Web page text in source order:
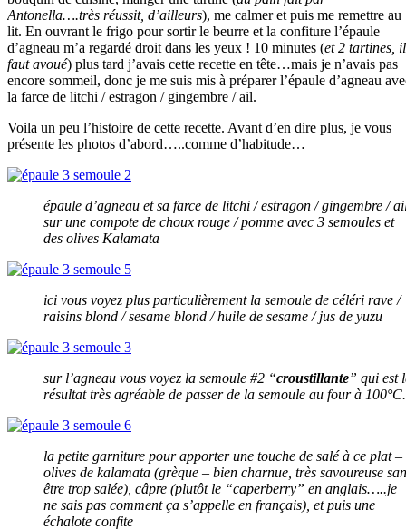
Antonella….très réussit, d’ailleurs), me calmer et puis me remettre au
lit. En ouvrant le frigo pour sortir le beurre et la confiture l’épaule
d’agneau m’a regardé droit dans les yeux ! 10 minutes (et 2 tartines, il
faut avoué) plus tard j’avais cette recette en tête…mais je n’avais pas
encore sommeil, donc je me suis mis à préparer l’épaule d’agneau
la farce de litchi / estragon / gingembre / ail.
Voila un peu l’histoire de cette recette. Avant d’en dire plus, je vous
présente les photos d’abord…..comme d’habitude…
épaule d’agneau et sa farce de litchi / estragon / gingembre /
sur une compote de choux rouge / pomme avec 3 semoules et
des olives Kalamata
ici vous voyez plus particulièrement la semoule de céléri rave /
raisins blond / sesame blond / huile de sesame / jus de yuzu
sur l’agneau vous voyez la semoule #2 “croustillante” qui est
résultat très agréable de passer de la semoule au four à 100°C.
la petite garniture pour apporter une touche de salé à ce plat –
olives de kalamata (grèque – bien charnue, très savoureuse
être trop salée), câpre (plutôt le “caperberry” en anglais…..je
ne sais pas comment ça s’appelle en français), et puis une
échalote confite